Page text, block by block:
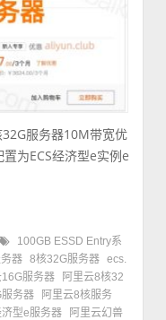
服务器10M带宽优
为ECS经济型e实例e
100GB ESSD Entry系
器 8核32G服务器 ecs.
16G服务器
阿里云8核32
务器
阿里云8核服务
型e服务器
阿里云幻兽